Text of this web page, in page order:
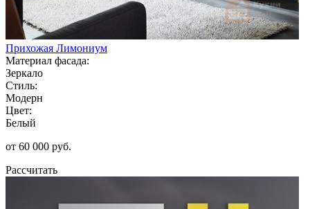
Прихожая Лимониум
Материал фасада:
Зеркало
Стиль:
Модерн
Цвет:
Белый
от 60 000 руб.
Рассчитать